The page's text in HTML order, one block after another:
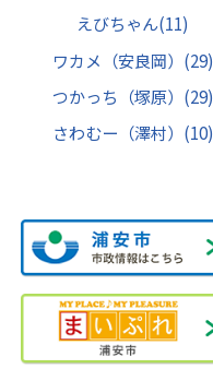
えびちゃん(11)
ワカメ（安良岡） (29)
つかっち（塚原） (29)
さわむー（澤村） (10)